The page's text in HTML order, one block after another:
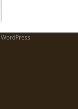
WordPress